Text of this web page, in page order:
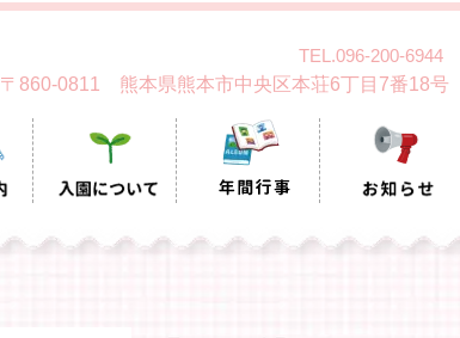
〒860-0811 熊本県熊本市中央区本荘6丁目7番18号
TEL.096-200-6944